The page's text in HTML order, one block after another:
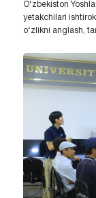
O‘zbekiston
yetakchilari
o‘zlikni anglash,